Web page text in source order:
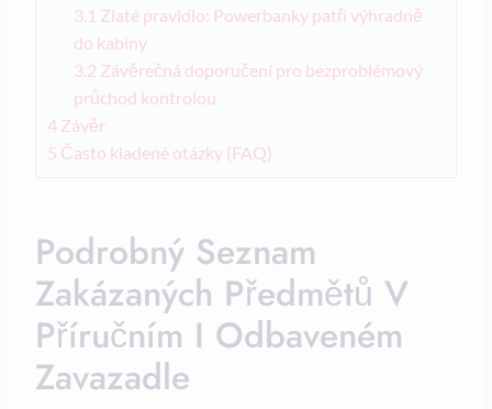
3.1 Zlaté pravidlo: Powerbanky patří výhradně
do kabiny
3.2 Závěrečná doporučení pro bezproblémový
průchod kontrolou
4 Závěr
5 Často kladené otázky (FAQ)
Podrobný Seznam
Zakázaných Předmětů V
Příručním I Odbaveném
Zavazadle